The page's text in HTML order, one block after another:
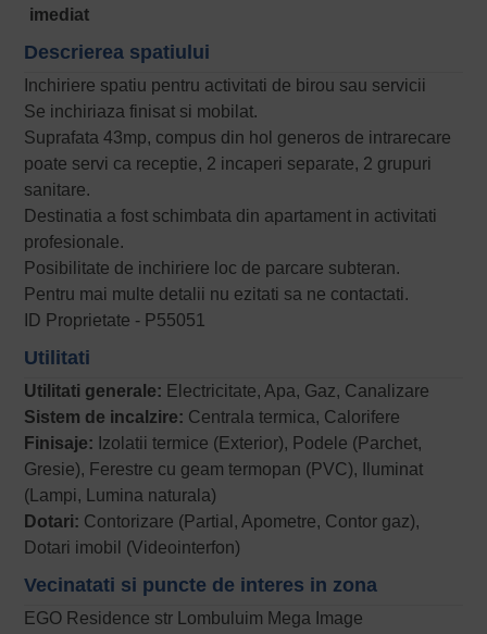
imediat
Descrierea spatiului
Inchiriere spatiu pentru activitati de birou sau servicii
Se inchiriaza finisat si mobilat.
Suprafata 43mp, compus din hol generos de intrarecare
poate servi ca receptie, 2 incaperi separate, 2 grupuri
sanitare.
Destinatia a fost schimbata din apartament in activitati
profesionale.
Posibilitate de inchiriere loc de parcare subteran.
Pentru mai multe detalii nu ezitati sa ne contactati.
ID Proprietate - P55051
Utilitati
Utilitati generale: Electricitate, Apa, Gaz, Canalizare
Sistem de incalzire: Centrala termica, Calorifere
Finisaje: Izolatii termice (Exterior), Podele (Parchet,
Gresie), Ferestre cu geam termopan (PVC), Iluminat
(Lampi, Lumina naturala)
Dotari: Contorizare (Partial, Apometre, Contor gaz),
Dotari imobil (Videointerfon)
Vecinatati si puncte de interes in zona
EGO Residence str Lombuluim Mega Image